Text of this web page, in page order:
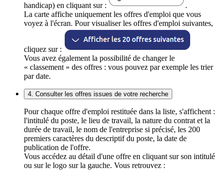
handicap) en cliquant sur :
.
La carte affiche uniquement les offres d'emploi que vous
voyez à l'écran. Pour visualiser les offres d'emploi suivantes,
cliquez sur :
Vous avez également la possibilité de changer le
« classement » des offres : vous pouvez par exemple les trier
par date.
4. Consulter les offres issues de votre recherche
Pour chaque offre d'emploi restituée dans la liste, s'affichent :
l'intitulé du poste, le lieu de travail, la nature du contrat et la
durée de travail, le nom de l'entreprise si précisé, les 200
premiers caractères du descriptif du poste, la date de
publication de l'offre.
Vous accédez au détail d'une offre en cliquant sur son intitulé
ou sur le logo sur la gauche. Vous retrouvez :